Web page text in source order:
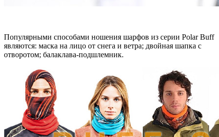
Популярными способами ношения шарфов из серии Polar Buff
являются: маска на лицо от снега и ветра; двойная шапка с
отворотом; балаклава-подшлемник.